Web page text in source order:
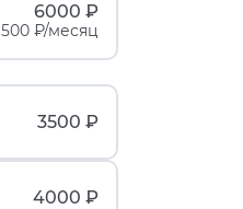
6000 ₽
500 ₽/месяц
3500 ₽
4000 ₽